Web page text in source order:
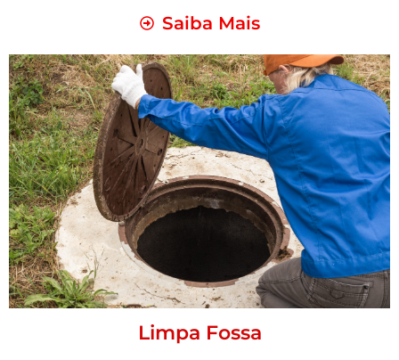
Saiba Mais
Limpa Fossa